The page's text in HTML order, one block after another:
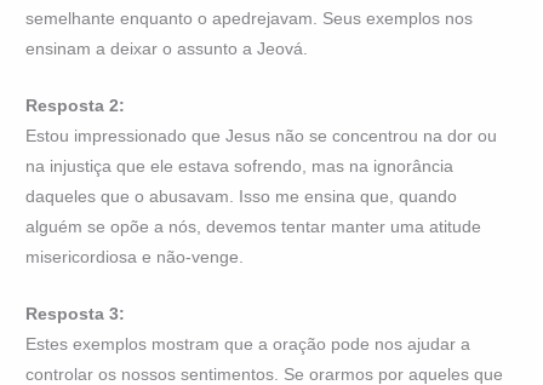
semelhante enquanto o apedrejavam. Seus exemplos nos
ensinam a deixar o assunto a Jeová.
Resposta 2:
Estou impressionado que Jesus não se concentrou na dor ou
na injustiça que ele estava sofrendo, mas na ignorância
daqueles que o abusavam. Isso me ensina que, quando
alguém se opõe a nós, devemos tentar manter uma atitude
misericordiosa e não-venge.
Resposta 3:
Estes exemplos mostram que a oração pode nos ajudar a
controlar os nossos sentimentos. Se orarmos por aqueles que